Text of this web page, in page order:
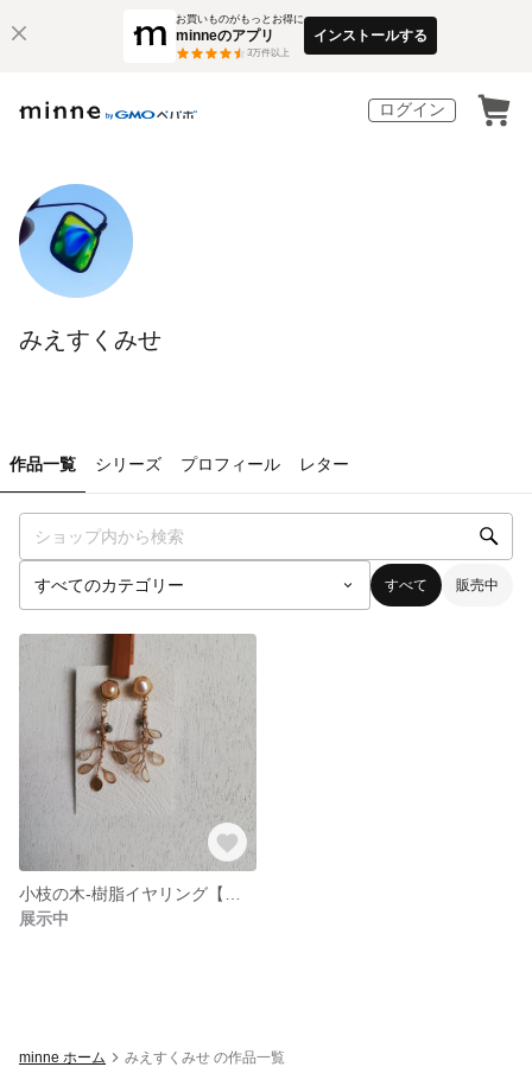
お買いものがもっとお得に
minneのアプリ
3万件以上
インストールする
ログイン
みえすくみせ
作品一覧 シリーズ プロフィール レター
すべて 販売中
展示中
minne ホーム みえすくみせ の作品一覧